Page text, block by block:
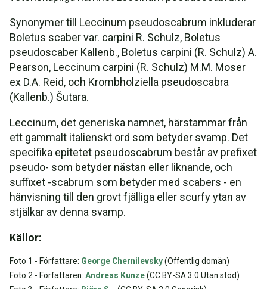
Synonymer till Leccinum pseudoscabrum inkluderar
Boletus scaber var. carpini R. Schulz, Boletus
pseudoscaber Kallenb., Boletus carpini (R. Schulz) A.
Pearson, Leccinum carpini (R. Schulz) M.M. Moser
ex D.A. Reid, och Krombholziella pseudoscabra
(Kallenb.) Šutara.
Leccinum, det generiska namnet, härstammar från
ett gammalt italienskt ord som betyder svamp. Det
specifika epitetet pseudoscabrum består av prefixet
pseudo- som betyder nästan eller liknande, och
suffixet -scabrum som betyder med scabers - en
hänvisning till den grovt fjälliga eller scurfy ytan av
stjälkar av denna svamp.
Källor:
Foto 1 - Författare: George Chernilevsky(Offentlig domän)
Foto 2 - Författaren: Andreas Kunze(CC BY-SA 3.0 Utan stöd)